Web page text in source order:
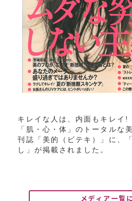
キレイな人は、内面もキレイ !
「肌・心・体」のトータルな
刊誌「美的（ビテキ）」に、
し」が掲載されました。
メディア一覧